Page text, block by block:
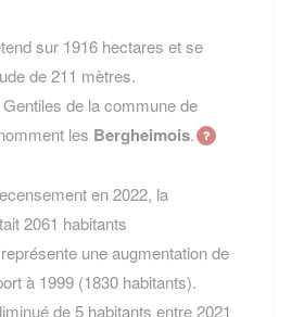
sur 1916 hectares et se
de 211 mètres.
de la commune de
les Bergheimois.
en 2022, la
2061 habitants
une augmentation de
à 1999 (1830 habitants).
de 5 habitants entre 2021